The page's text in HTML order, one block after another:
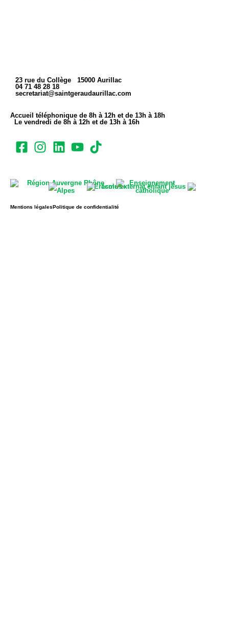
23 rue du Collège 15000 Aurillac
04 71 48 28 18
secretariat@saintgeraudaurillac.com
Accueil téléphonique de 8h à 12h et de 13h à 18h
Le vendredi de 8h à 12h et de 13h à 16h
Mentions légalesPolitique de confidentialité